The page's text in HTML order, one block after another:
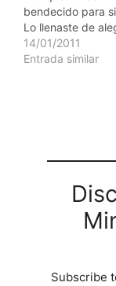
bendecido para
Lo llenaste de
tu presencia"
21:6). Cuando una
14/01/2011
Entrada similar
Subscribe